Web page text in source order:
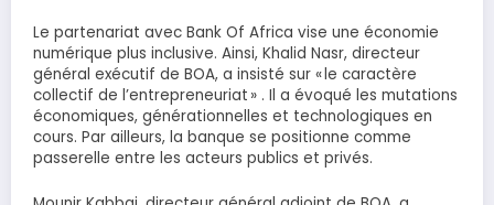
Le partenariat avec Bank Of Africa vise une économie
numérique plus inclusive. Ainsi, Khalid Nasr, directeur
général exécutif de BOA, a insisté sur « le caractère
collectif de l’entrepreneuriat » . Il a évoqué les mutations
économiques, générationnelles et technologiques en
cours. Par ailleurs, la banque se positionne comme
passerelle entre les acteurs publics et privés.